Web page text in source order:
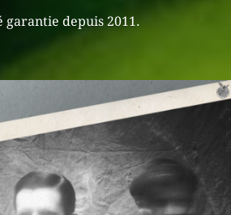
garantie depuis 2011.